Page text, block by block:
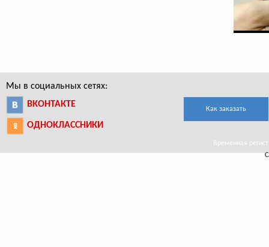
Мы в социальных сетях:
ВКОНТАКТЕ
ОДНОКЛАССНИКИ
Как заказать
Временная